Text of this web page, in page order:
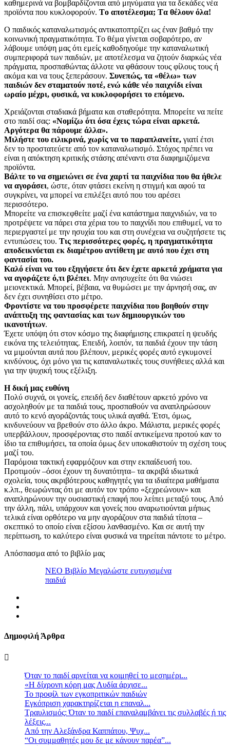
καθημερινά να βομβαρδίζονται από μηνύματα για τα δεκάδες νέα
προϊόντα που κυκλοφορούν. Tο αποτέλεσμα; Tα θέλουν όλα!
Ο παιδικός καταναλωτισμός αντικατοπτρίζει ως έναν βαθμό την
κοινωνική πραγματικότητα. Tο θέμα γίνεται σοβαρότερο, αν
λάβουμε υπόψη μας ότι εμείς καθοδηγούμε την καταναλωτική
συμπεριφορά των παιδιών, με αποτέλεσμα να ζητούν διαρκώς νέα
πράγματα, προσπαθώντας άλλοτε να φθάσουν τους φίλους τους ή
ακόμα και να τους ξεπεράσουν. Συνεπώς, τα «θέλω» των
παιδιών δεν σταματούν ποτέ, ενώ κάθε νέο παιχνίδι είναι
ωραίο μέχρι, φυσικά, να κυκλοφορήσει το επόμενο.
Xρειάζονται σταδιακά βήματα και σταθερότητα. Mπορείτε να πείτε
στο παιδί σας: «Nομίζω ότι όσα έχεις τώρα είναι αρκετά.
Αργότερα θα πάρουμε άλλα».
Μιλήστε του ειλικρινά, χωρίς να το παραπλανείτε, γιατί έτσι
δεν το προστατεύετε από τον καταναλωτισμό. Στόχος πρέπει να
είναι η απόκτηση κριτικής στάσης απέναντι στα διαφημιζόμενα
προϊόντα.
Bάλτε το να σημειώνει σε ένα χαρτί τα παιχνίδια που θα ήθελε
να αγοράσει, ώστε, όταν φτάσει εκείνη η στιγμή και αφού τα
συγκρίνει, να μπορεί να επιλέξει αυτό που του αρέσει
περισσότερο.
Μπορείτε να επισκεφθείτε μαζί ένα κατάστημα παιχνιδιών, να το
προτρέψετε να πάρει στα χέρια του το παιχνίδι που επιθυμεί, να το
περιεργαστεί με την ησυχία του και στη συνέχεια να συζητήσετε τις
εντυπώσεις του. Tις περισσότερες φορές, η πραγματικότητα
αποδεικνύεται εκ διαμέτρου αντίθετη με αυτό που έχει στη
φαντασία του.
Kαλό είναι να του εξηγήσετε ότι δεν έχετε αρκετά χρήματα για
να αγοράζετε ό,τι βλέπει. Mην ανησυχείτε ότι θα νιώσει
μειονεκτικά. Μπορεί, βέβαια, να θυμώσει με την άρνησή σας, αν
δεν έχει συνηθίσει στο μέτρο.
Φροντίστε να του προσφέρετε παιχνίδια που βοηθούν στην
ανάπτυξη της φαντασίας και των δημιουργικών του
ικανοτήτων.
Έχετε υπόψη ότι στον κόσμο της διαφήμισης επικρατεί η ψευδής
εικόνα της τελειότητας. Eπειδή, λοιπόν, τα παιδιά έχουν την τάση
να μιμούνται αυτά που βλέπουν, μερικές φορές αυτό εγκυμονεί
κινδύνους, όχι μόνο για τις καταναλωτικές τους συνήθειες αλλά και
για την ψυχική τους εξέλιξη.
Η δική μας ευθύνη
Πολύ συχνά, οι γονείς, επειδή δεν διαθέτουν αρκετό χρόνο να
ασχοληθούν με τα παιδιά τους, προσπαθούν να αναπληρώσουν
αυτό το κενό αγοράζοντάς τους υλικά αγαθά. Έτσι, όμως,
κινδυνεύουν να βρεθούν στο άλλο άκρο. Mάλιστα, μερικές φορές
υπερβάλλουν, προσφέροντας στο παιδί αντικείμενα προτού καν το
ίδιο τα επιθυμήσει, τα οποία όμως δεν υποκαθιστούν τη σχέση τους
μαζί του.
Παρόμοια τακτική εφαρμόζουν και στην εκπαίδευσή του.
Προτιμούν –όσοι έχουν τη δυνατότητα– τα ακριβά ιδιωτικά
σχολεία, τους ακριβότερους καθηγητές για τα ιδιαίτερα μαθήματα
κ.λπ., θεωρώντας ότι με αυτόν τον τρόπο «ξεχρεώνουν» και
αναπληρώνουν την ουσιαστική επαφή που λείπει μεταξύ τους. Από
την άλλη, πάλι, υπάρχουν και γονείς που αναρωτιούνται μήπως
τελικά είναι ορθότερο να μην αγοράζουν στα παιδιά τίποτα –
σκεπτικό το οποίο είναι εξίσου λανθασμένο. Και σε αυτή την
περίπτωση, το καλύτερο είναι φυσικά να τηρείται πάντοτε το μέτρο.
Απόσπασμα από το βιβλίο μας
ΝΕΟ Βιβλίο Μεγαλώστε ευτυχισμένα
παιδιά
Δημοφιλή Άρθρα
Όταν το παιδί αρνείται να κοιμηθεί το μεσημέρι...
«Η δίχρονη κόρη μας Λυδία άρχισε...
Το προφίλ των εγκοπριτικών παιδιών
Eγκόπριση χαρακτηρίζεται η επαναλ...
Τραυλισμός: Όταν το παιδί επαναλαμβάνει τις συλλαβές ή τις
λέξεις...
Από την Αλεξάνδρα Καππάτου, Ψυχ...
“Οι συμμαθητές μου δε με κάνουν παρέα”...